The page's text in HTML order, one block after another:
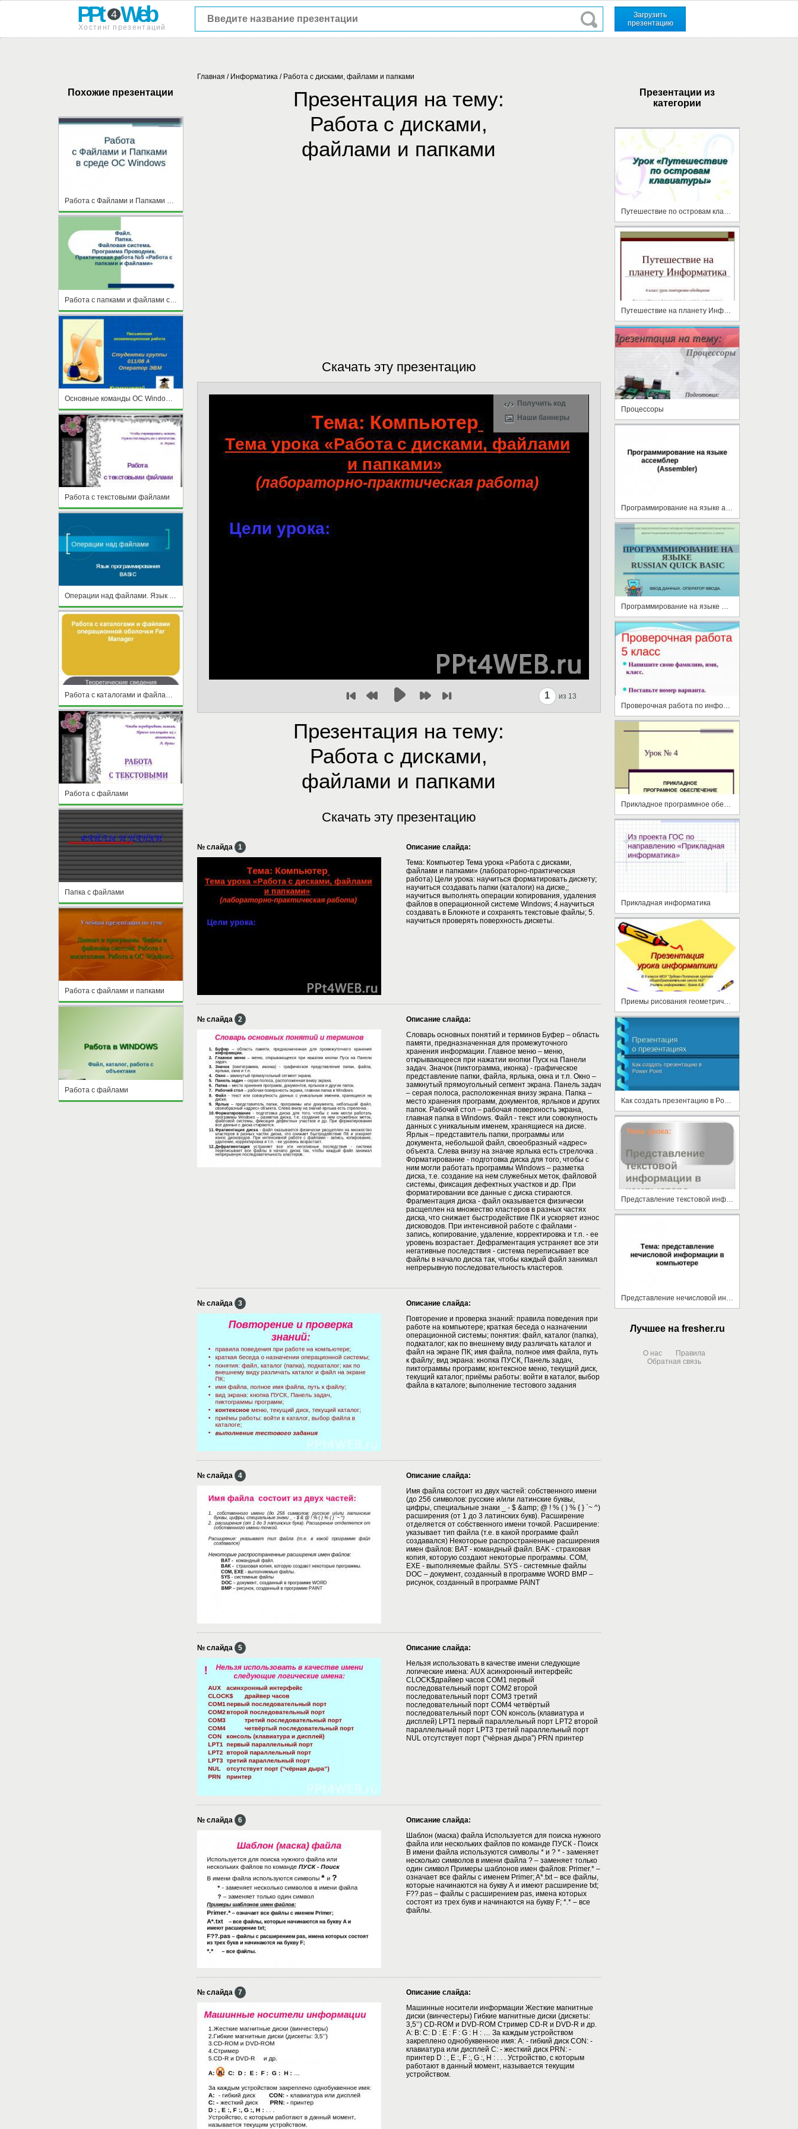
PPt 4 Web
Хостинг презентаций
Загрузить
презентацию
Похожие презентации
Работа с Файлами и Папками в среде ОС Windows
Работа с текстовыми файлами
Операции над файлами. Язык программирования BASIC
Работа с файлами
Папка с файлами
Работа с файлами и папками
Работа с файлами
Главная / Информатика / Работа с дисками, файлами и папками
Презентация на тему:
Работа с дисками,
файлами и папками
Скачать эту презентацию
Получить код
Наши баннеры
1 из 13
Презентация на тему:
Работа с дисками,
файлами и папками
Скачать эту презентацию
№ слайда 1
Описание слайда:
Тема: Компьютер Тема урока «Работа с дисками,
файлами и папками» (лабораторно-практическая
работа) Цели урока: научиться форматировать дискету;
научиться создавать папки (каталоги) на диске,;
научиться выполнять операции копирования, удаления
файлов в операционной системе Windows; 4.научиться
создавать в Блокноте и сохранять текстовые файлы; 5.
научиться проверять поверхность дискеты.
№ слайда 2
Описание слайда:
Словарь основных понятий и терминов Буфер – область
памяти, предназначенная для промежуточного
хранения информации. Главное меню – меню,
открывающееся при нажатии кнопки Пуск на Панели
задач. Значок (пиктограмма, иконка) - графическое
представление папки, файла, ярлыка, окна и т.п. Окно –
замкнутый прямоугольный сегмент экрана. Панель задач
– серая полоса, расположенная внизу экрана. Папка –
место хранения программ, документов, ярлыков и других
папок. Рабочий стол – рабочая поверхность экрана,
главная папка в Windows. Файл - текст или совокупность
данных с уникальным именем, хранящиеся на диске.
Ярлык – представитель папки, программы или
документа, небольшой файл, своеобразный «адрес»
объекта. Слева внизу на значке ярлыка есть стрелочка .
Форматирование - подготовка диска для того, чтобы с
ним могли работать программы Windows – разметка
диска, т.е. создание на нем служебных меток, файловой
системы, фиксация дефектных участков и др. При
форматировании все данные с диска стираются.
Фрагментация диска - файл оказывается физически
расщеплен на множество кластеров в разных частях
диска, что снижает быстродействие ПК и ускоряет износ
дисководов. При интенсивной работе с файлами -
запись, копирование, удаление, корректировка и т.п. - ее
уровень возрастает. Дефрагментация устраняет все эти
негативные последствия - система переписывает все
файлы в начало диска так, чтобы каждый файл занимал
непрерывную последовательность кластеров.
№ слайда 3
Описание слайда:
Повторение и проверка знаний: правила поведения при
работе на компьютере; краткая беседа о назначении
операционной системы; понятия: файл, каталог (папка),
подкаталог; как по внешнему виду различать каталог и
файл на экране ПК; имя файла, полное имя файла, путь
к файлу; вид экрана: кнопка ПУСК, Панель задач,
пиктограммы программ; контексное меню, текущий диск,
текущий каталог; приёмы работы: войти в каталог, выбор
файла в каталоге; выполнение тестового задания
№ слайда 4
Описание слайда:
Имя файла состоит из двух частей: собственного имени
(до 256 символов: русские и/или латинские буквы,
цифры, специальные знаки _ - $ &amp; @ ! % ( ) % { } `~ ^)
расширения (от 1 до 3 латинских букв). Расширение
отделяется от собственного имени точкой. Расширение:
указывает тип файла (т.е. в какой программе файл
создавался) Некоторые распространенные расширения
имен файлов: BAT - командный файл. BAK - страховая
копия, которую создают некоторые программы. COM,
EXE - выполняемые файлы. SYS - системные файлы
DOC – документ, созданный в программе WORD BMP –
рисунок, созданный в программе PAINT
№ слайда 5
Описание слайда:
Нельзя использовать в качестве имени следующие
логические имена: AUX асинхронный интерфейс
CLOCK$драйвер часов COM1 первый
последовательный порт COM2 второй
последовательный порт COM3 третий
последовательный порт COM4 четвёртый
последовательный порт CON консоль (клавиатура и
дисплей) LPT1 первый параллельный порт LPT2 второй
параллельный порт LPT3 третий параллельный порт
NUL отсутствует порт (“чёрная дыра”) PRN принтер
№ слайда 6
Описание слайда:
Шаблон (маска) файла Используется для поиска нужного
файла или нескольких файлов по команде ПУСК - Поиск
В имени файла используются символы * и ? * - заменяет
несколько символов в имени файла ? – заменяет только
один символ Примеры шаблонов имен файлов: Primer.* –
означает все файлы с именем Primer; A*.txt – все файлы,
которые начинаются на букву А и имеют расширение txt;
F??.pas – файлы с расширением pas, имена которых
состоят из трех букв и начинаются на букву F; *.* – все
файлы.
№ слайда 7
Описание слайда:
Машинные носители информации Жесткие магнитные
диски (винчестеры) Гибкие магнитные диски (дискеты:
3,5’’) СD-ROM и DVD-ROM Стример CD-R и DVD-R и др.
А: В: С: D : E : F : G : H : … За каждым устройством
закреплено однобуквенное имя: А: - гибкий диск CON: -
клавиатура или дисплей С: - жесткий диск PRN: -
принтер D : , E :, F :, G :, H : . . . Устройство, с которым
работают в данный момент, называется текущим
устройством.
Презентации из
категории
Путешествие по островам клавиатуры
Процессоры
Программирование на языке ассемблер (Assembler)
Программирование на языке RUSSIAN QUICK BASIC
Прикладное программное обеспечение
Прикладная информатика
Приемы рисования геометрических фигур
Представление текстовой информации в компьютере
Представление нечисловой информации
Лучшее на fresher.ru
О нас
Правила
Обратная связь